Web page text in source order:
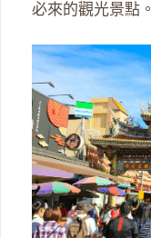
必來的觀光景點。